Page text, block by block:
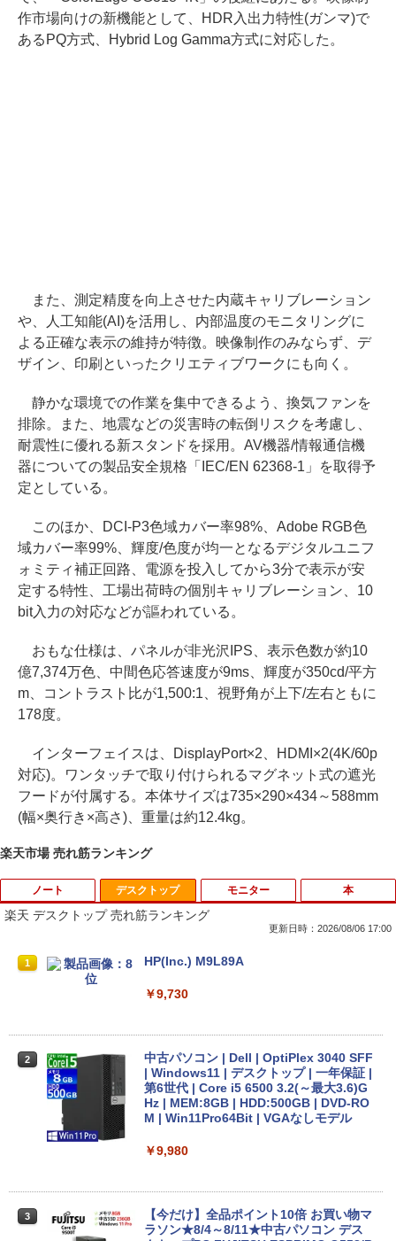
作市場向けの新機能として、HDR入出力特性(ガンマ)で
あるPQ方式、Hybrid Log Gamma方式に対応した。
また、測定精度を向上させた内蔵キャリブレーション
や、人工知能(AI)を活用し、内部温度のモニタリングに
よる正確な表示の維持が特徴。映像制作のみならず、デ
ザイン、印刷といったクリエティブワークにも向く。
静かな環境での作業を集中できるよう、換気ファンを
排除。また、地震などの災害時の転倒リスクを考慮し、
耐震性に優れる新スタンドを採用。AV機器/情報通信機
器についての製品安全規格「IEC/EN 62368-1」を取得予
定としている。
このほか、DCI-P3色域カバー率98%、Adobe RGB色
域カバー率99%、輝度/色度が均一となるデジタルユニフ
ォミティ補正回路、電源を投入してから3分で表示が安
定する特性、工場出荷時の個別キャリブレーション、10
bit入力の対応などが謳われている。
おもな仕様は、パネルが非光沢IPS、表示色数が約10
億7,374万色、中間色応答速度が9ms、輝度が350cd/平方
m、コントラスト比が1,500:1、視野角が上下/左右ともに
178度。
インターフェイスは、DisplayPort×2、HDMI×2(4K/60p
対応)。ワンタッチで取り付けられるマグネット式の遮光
フードが付属する。本体サイズは735×290×434～588mm
(幅×奥行き×高さ)、重量は約12.4kg。
楽天市場 売れ筋ランキング
ノート
1
中古 ノートパソコン Windows11搭載 Of
14型 メモリ8GB SSD256GB 初期設定済
￥26,800
【1500円OFFクーポン】【テンキー&DV
ソコン 15.6インチ SSD128GB メモリ8G
トパソコン 中古 PC パソコン 中古ノート
PC SSD1TB メモリ16GB
デスクトップ
楽天 デスクトップ 売れ筋ランキング
更新日時：2026/08/06 17:00
1 HP(Inc.) M9L89A
￥9,730
2
中古パソコン | Dell | OptiPlex 3040 SFF
| Windows11 | デスクトップ | 一年保証 |
第6世代 | Core i5 6500 3.2(～最大3.6)G
Hz | MEM:8GB | HDD:500GB | DVD-RO
M | Win11Pro64Bit | VGAなしモデル
￥9,980
3
【今だけ】全品ポイント10倍 お買い物マ
ラソン★8/4～8/11★中古パソコン デス
モニター 本